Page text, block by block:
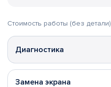
Стоимость работы (без детали)
Диагностика
Замена экрана